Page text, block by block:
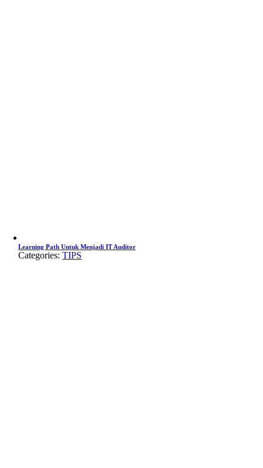
Learning Path Untuk Menjadi IT Auditor
Categories:TIPS